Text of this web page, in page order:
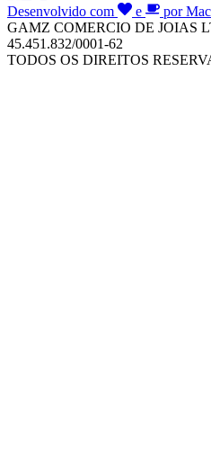
Desenvolvido com e
por
GAMZ COMERCIO DE JOIAS
45.451.832/0001-62
TODOS OS DIREITOS